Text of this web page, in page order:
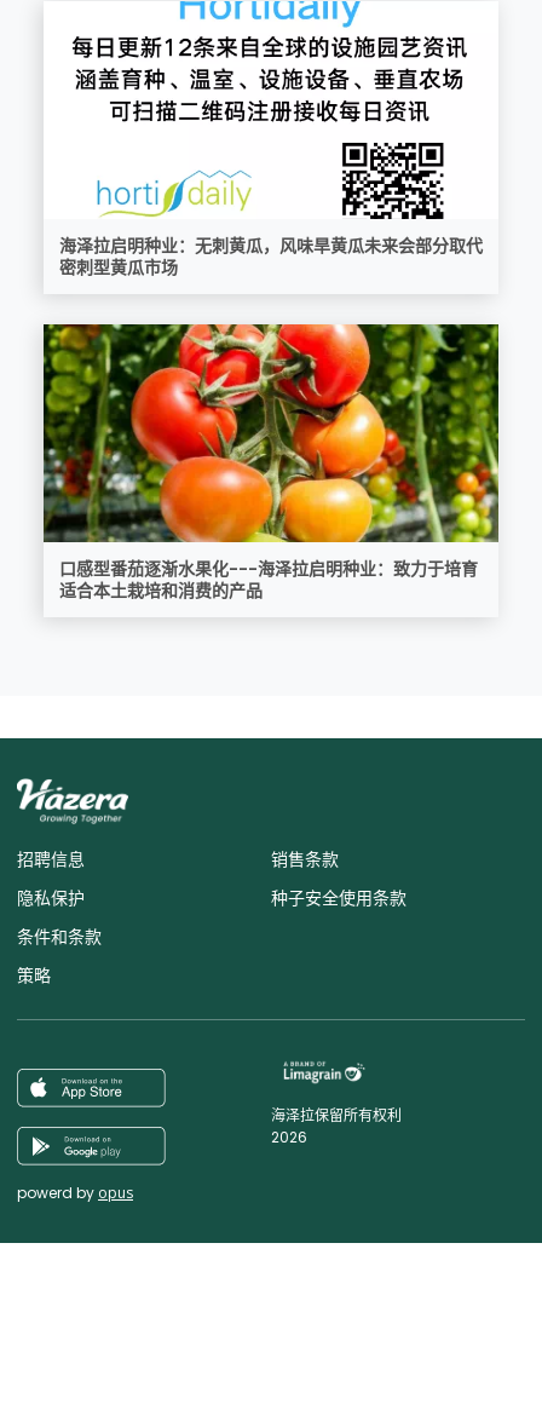
海泽拉启明种业：无刺黄瓜，风味旱黄瓜未来会部分取代
密刺型黄瓜市场
口感型番茄逐渐水果化---海泽拉启明种业：致力于培育
适合本土栽培和消费的产品
招聘信息
隐私保护
条件和条款
策略
销售条款
种子安全使用条款
海泽拉保留所有权利
2026
powerd by opus